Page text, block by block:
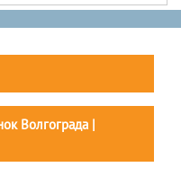
Волгограда |